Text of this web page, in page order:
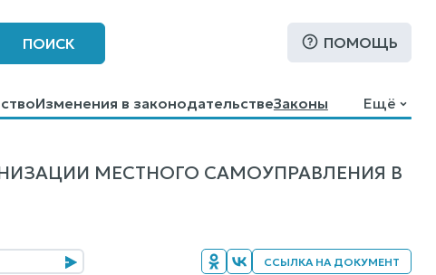
ПОИСК ПОМОЩЬ
Изменения в законодательствеЗаконы
Ещё
МЕСТНОГО САМОУПРАВЛЕНИЯ В
ССЫЛКА НА ДОКУМЕНТ